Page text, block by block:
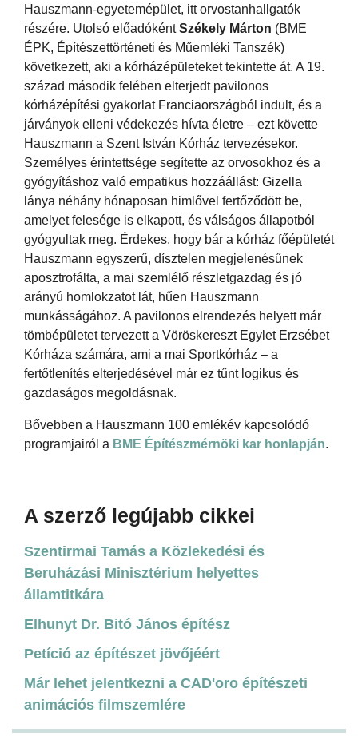
Hauszmann-egyetemépület, itt orvostanhallgatók
részére. Utolsó előadókéntSzékely Márton (BME
ÉPK, Építészettörténeti és Műemléki Tanszék)
következett, aki a kórházépületeket tekintette át. A 19.
század második felében elterjedt pavilonos
kórházépítési gyakorlat Franciaországból indult, és a
járványok elleni védekezés hívta életre – ezt követte
Hauszmann a Szent István Kórház tervezésekor.
Személyes érintettsége segítette az orvosokhoz és a
gyógyításhoz való empatikus hozzáállást: Gizella
lánya néhány hónaposan himlővel fertőződött be,
amelyet felesége is elkapott, és válságos állapotból
gyógyultak meg. Érdekes, hogy bár a kórház főépületét
Hauszmann egyszerű, dísztelen megjelenésűnek
aposztrofálta, a mai szemlélő részletgazdag és jó
arányú homlokzatot lát, hűen Hauszmann
munkásságához. A pavilonos elrendezés helyett már
tömbépületet tervezett a Vöröskereszt Egylet Erzsébet
Kórháza számára, ami a mai Sportkórház – a
fertőtlenítés elterjedésével már ez tűnt logikus és
gazdaságos megoldásnak.
Bővebben a Hauszmann 100 emlékév kapcsolódó
programjairól a BME Építészmérnöki kar honlapján.
A szerző legújabb cikkei
Szentirmai Tamás a Közlekedési és
Beruházási Minisztérium helyettes
államtitkára
Elhunyt Dr. Bitó János építész
Petíció az építészet jövőjéért
Már lehet jelentkezni a CAD'oro építészeti
animációs filmszemlére